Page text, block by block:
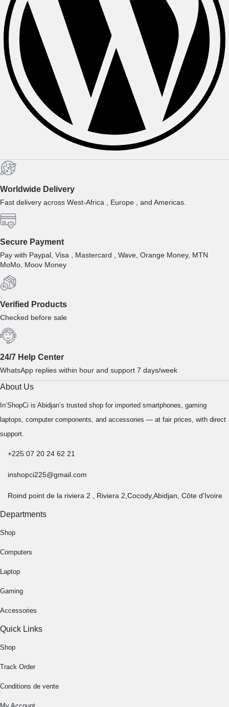
Worldwide Delivery
Fast delivery across West-Africa , Europe , and Americas.
Secure Payment
Pay with Paypal, Visa , Mastercard , Wave, Orange Money, MTN
MoMo, Moov Money
Verified Products
Checked before sale
24/7 Help Center
WhatsApp replies within hour and support 7 days/week
About Us
In’ShopCi is Abidjan’s trusted shop for imported smartphones, gaming
laptops, computer components, and accessories — at fair prices, with direct
support.
+225 07 20 24 62 21
inshopci225@gmail.com
Roind point de la riviera 2 , Riviera 2,Cocody,Abidjan, Côte d'Ivoire
Departments
Shop
Computers
Laptop
Gaming
Accessories
Quick Links
Shop
Track Order
Conditions de vente